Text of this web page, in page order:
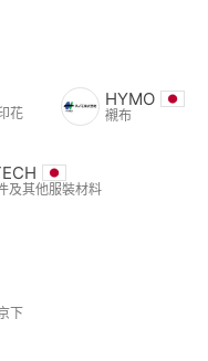
花
HYMO
襯布
及其他服裝材料
下